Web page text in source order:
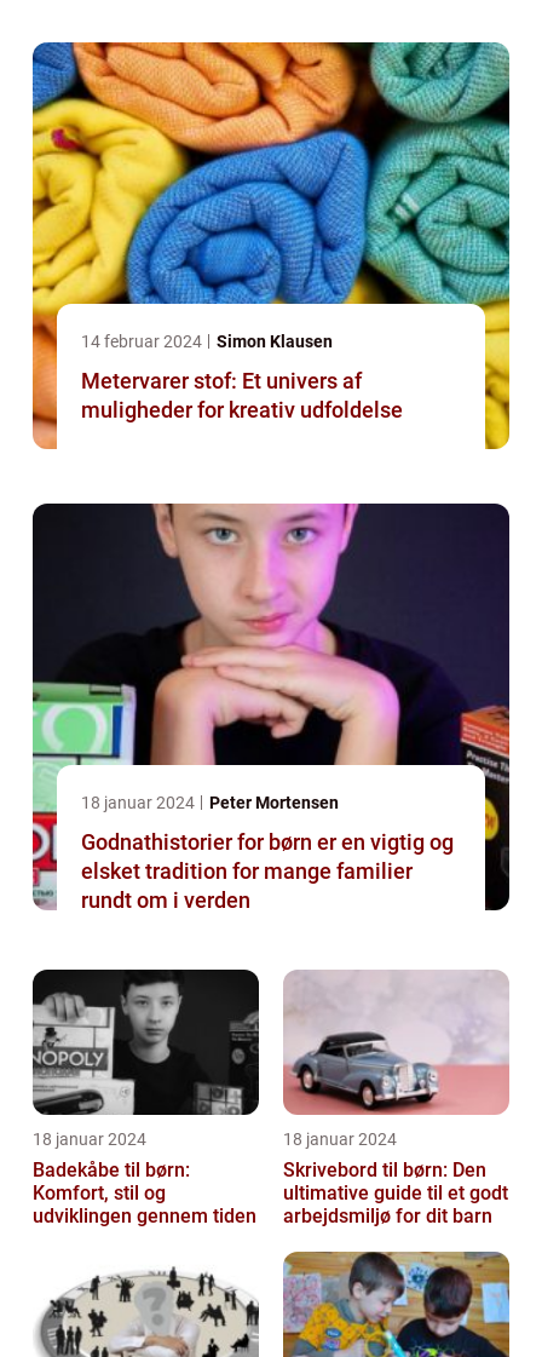
14 februar 2024 Simon Klausen
Metervarer stof: Et univers af
muligheder for kreativ udfoldelse
18 januar 2024 Peter Mortensen
Godnathistorier for børn er en vigtig og
elsket tradition for mange familier
rundt om i verden
18 januar 2024
Badekåbe til børn:
Komfort, stil og
udviklingen gennem tiden
18 januar 2024
Skrivebord til børn: Den
ultimative guide til et godt
arbejdsmiljø for dit barn